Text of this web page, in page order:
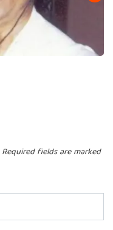
Required fields are marked